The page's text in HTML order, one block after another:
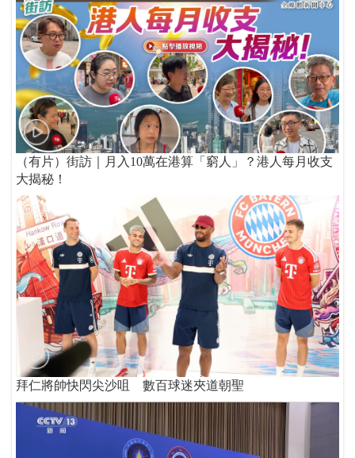
（有片）街訪｜月入10萬在港算「窮人」？港人每月收支
大揭秘！
拜仁將帥快閃尖沙咀 數百球迷夾道朝聖